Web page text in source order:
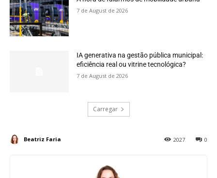
7 de August de 2026
IA generativa na gestão pública municipal:
eficiência real ou vitrine tecnológica?
7 de August de 2026
Carregar
Beatriz Faria 0
2027